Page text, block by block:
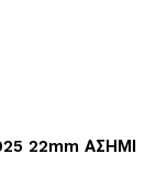
22mm ΑΣΗΜΙ